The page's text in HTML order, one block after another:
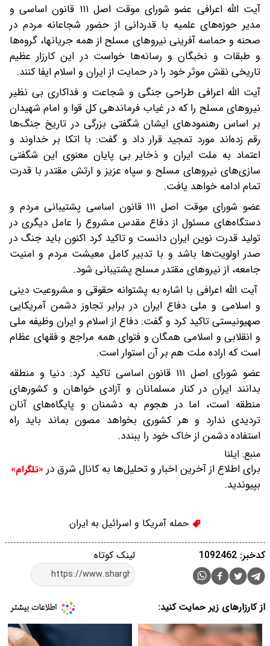
آیت الله اعرافی عضو شورای موقت اصل ۱۱۱ قانون اساسی و
مدیر حوزه‌های علمیه با قدردانی از حضور شجاعانه مردم در
صحنه و حماسه آفرینی نیرو‌های مسلح از همه جریانها، گروه‌ها
و طبقات و نخبگان و رسانه‌ها خواست در این کارزار عظیم
تاریخی نقش موثر خود را در حمایت از ایران و اسلام ایفا کنند.
آیت الله اعرافی طراحی جنگی و شجاعت و فداکاری بی نظیر
نیرو‌های مسلح را که در غیاب فرماندهی کل قوا و امام شهیدان
بر اساس رهنمود‌های ایشان شگفتی بزرگی در تاریخ جنگ‌ها
رقم زده‌اند مورد تمجید قرار داد و گفت: با اتکا بر خداوند و
اعتماد به ملت ایران و ذخایر بی پایان معنوی این شگفتی
سازی‌های نیرو‌های مسلح و سپاه عزیز و ارتش مقتدر با قدرت
تمام ادامه خواهد یافت.
عضو شورای موقت اصل ۱۱۱ قانون اساسی پشتیبانی مردم و
دستگاه‌های مسئول از دفاع مقدس مشروع را عامل دیگری در
تولید قدرت نوین ایران دانست و تاکید کرد اکنون باید جنگ در
صدر اولویت‌ها باشد و با تدبیر کامل معیشت مردم و امنیت
جامعه، از نیرو‌های مقتدر مسلح پشتیبانی شود.
آیت الله اعرافی با اشاره به پشتوانه حقوقی و مشروعیت دینی
و اسلامی و ملی دفاع ایران در برابر تجاوز دشمن آمریکایی
صهیونیستی تاکید کرد و گفت: دفاع از اسلام و ایران وظیفه ملی
و انقلابی و اسلامی همگان و فتوای همه مراجع و فقهای عظام
است که اراده ملت هم بر آن استوار است.
عضو شورای اصل ۱۱۱ قانون اساسی تاکید کرد: دنیا و منطقه
بدانند ایران در کنار مسلمانان و آزادی خواهان و کشور‌های
منطقه است، اما در هجوم به دشمنان و پایگاه‌های آنان
تردیدی ندارد و هر کشوری بخواهد مصون بماند باید راه
استفاده دشمن از خاک خود را ببندد.
منبع: ایلنا
برای اطلاع از آخرین اخبار و تحلیل‌ها به کانال شرق در «تلگرام»
بپیوندید.
حمله آمریکا و اسرائیل به ایران
لینک کوتاه کدخبر: 1092462
از کارزارهای زیر حمایت کنید: